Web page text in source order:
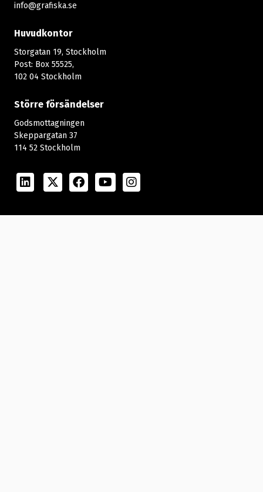
info@grafiska.se
Huvudkontor
Storgatan 19, Stockholm
Post: Box 55525,
102 04 Stockholm
Större försändelser
Godsmottagningen
Skeppargatan 37
114 52 Stockholm
LinkedInTwitterFacebook
YoutubeInstagram